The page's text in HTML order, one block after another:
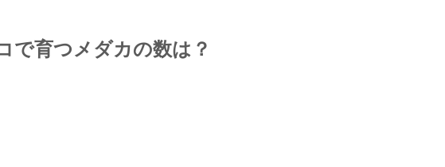
で育つメダカの数は？